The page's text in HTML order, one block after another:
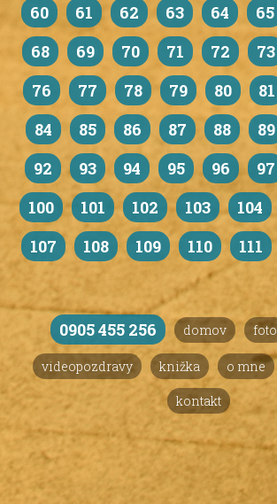
60
61 62 63 64 65
68
69 70 71 72 73
76
77 78 79 80 81
84
85 86 87 88 89
92
93 94 95 96 97
100
101 102 103 104
107
108 109 110 111
0905 455 256 domov foto
videopozdravy knižka o mne
kontakt